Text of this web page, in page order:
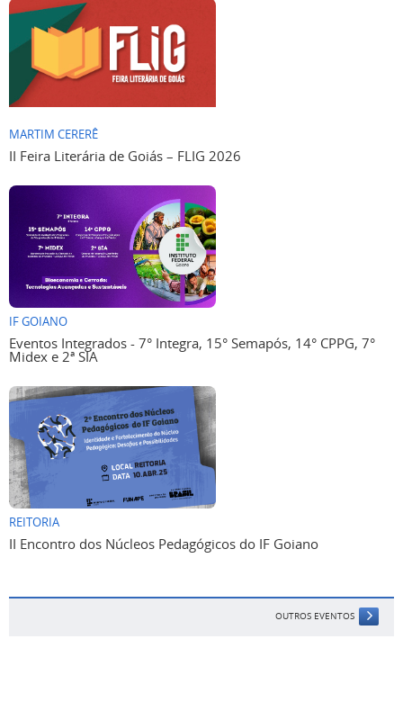
MARTIM CERERÊ
II Feira Literária de Goiás – FLIG 2026
IF GOIANO
Eventos Integrados - 7° Integra, 15° Semapós, 14° CPPG, 7°
Midex e 2ª SIA
REITORIA
II Encontro dos Núcleos Pedagógicos do IF Goiano
OUTROS EVENTOS